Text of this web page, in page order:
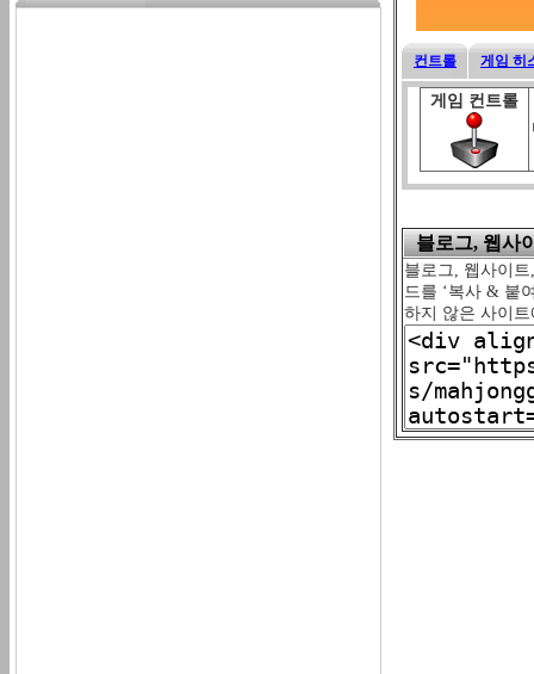
컨트롤 게임 히
게임 컨트롤
블로그, 웹사
블로그, 웹사이
드를 ‘복사 & 붙
하지 않은 사이